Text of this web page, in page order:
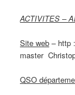
ACTIVITES –
Site web – http
master
QSO